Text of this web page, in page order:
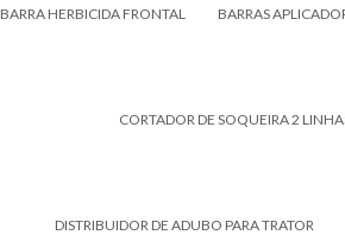
BARRA HERBICIDA FRONTAL BARRAS
CORTADOR DE SOQUEIRA 2
DISTRIBUIDOR DE ADUBO PARA TRATOR